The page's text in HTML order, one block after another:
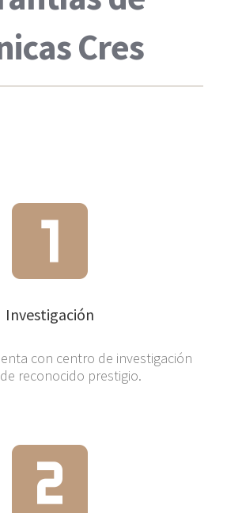
Cres
Investigación
con centro de investigación
reconocido prestigio.